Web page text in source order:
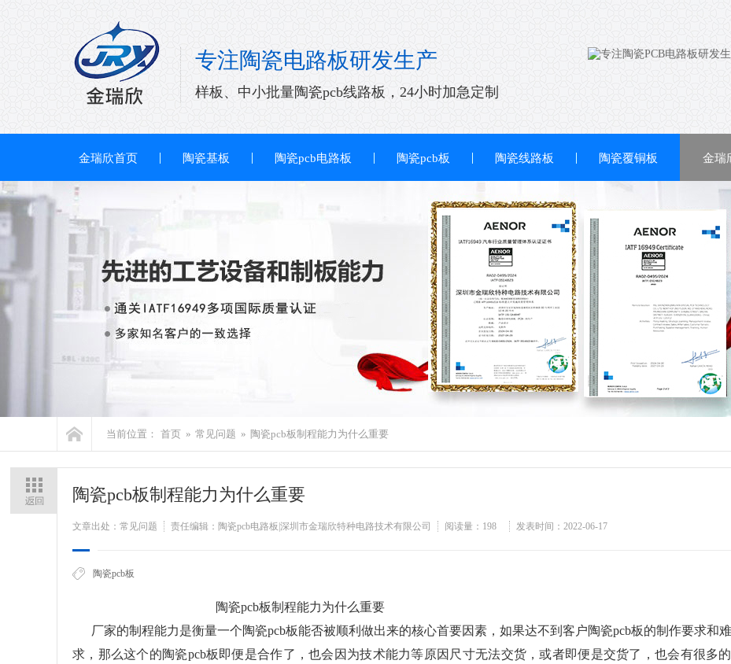
专注陶瓷电路板研发生产
样板、中小批量陶瓷pcb线路板，24小时加急定制
金瑞欣首页 陶瓷基板 陶瓷pcb电路板 陶瓷pcb板 陶瓷线路板 陶瓷覆铜板 金瑞
当前位置： 首页 » 常见问题 » 陶瓷pcb板制程能力为什么重要
陶瓷pcb板制程能力为什么重要
文章出处：常见问题 责任编辑：陶瓷pcb电路板|深圳市金瑞欣特种电路技术有限公司 阅读量： 198 发表时间：2022-06-17
陶瓷pcb板
陶瓷pcb板制程能力为什么重要
厂家的制程能力是衡量一个陶瓷pcb板能否被顺利做出来的核心首要因素，如果达不到客户陶瓷pcb板的制作要求和
求，那么这个的陶瓷pcb板即便是合作了，也会因为技术能力等原因尺寸无法交货，或者即便是交货了，也会有很多